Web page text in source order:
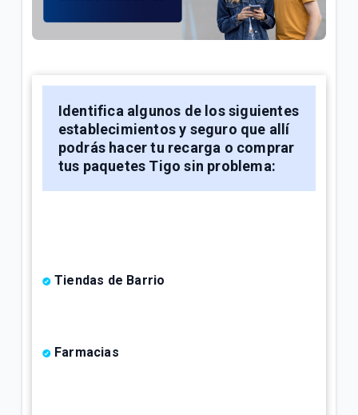
¿Cómo consultar tus consumos en Mi.Tigo? | Móvil
Oferta Full Equipo disponible en nuestro flujo digital
préstamo | Móvil
VER MÁS
Identifica algunos de los siguientes
establecimientos y seguro que allí
podrás hacer tu recarga o comprar
tus paquetes Tigo sin problema:
Tiendas de Barrio
Farmacias